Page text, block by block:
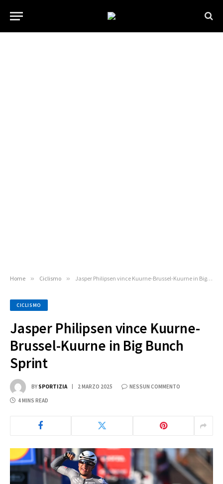
Home » Ciclismo » Jasper Philipsen vince Kuurne-Brussel-Kuurne in Big Bunch Sprint
CICLISMO
Jasper Philipsen vince Kuurne-
Brussel-Kuurne in Big Bunch
Sprint
BY SPORTIZIA 2 MARZO 2025 NESSUN COMMENTO
4 MINS READ